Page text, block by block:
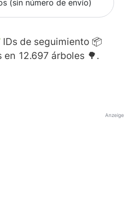
(sin número de envío)
IDs de seguimiento 📦
en 12.697 árboles 🌳.
Anzeige